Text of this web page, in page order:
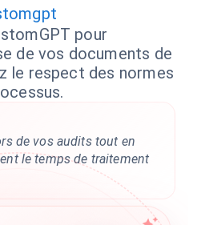
pour
de vos documents de
le respect des normes
de vos audits tout en
le temps de traitement